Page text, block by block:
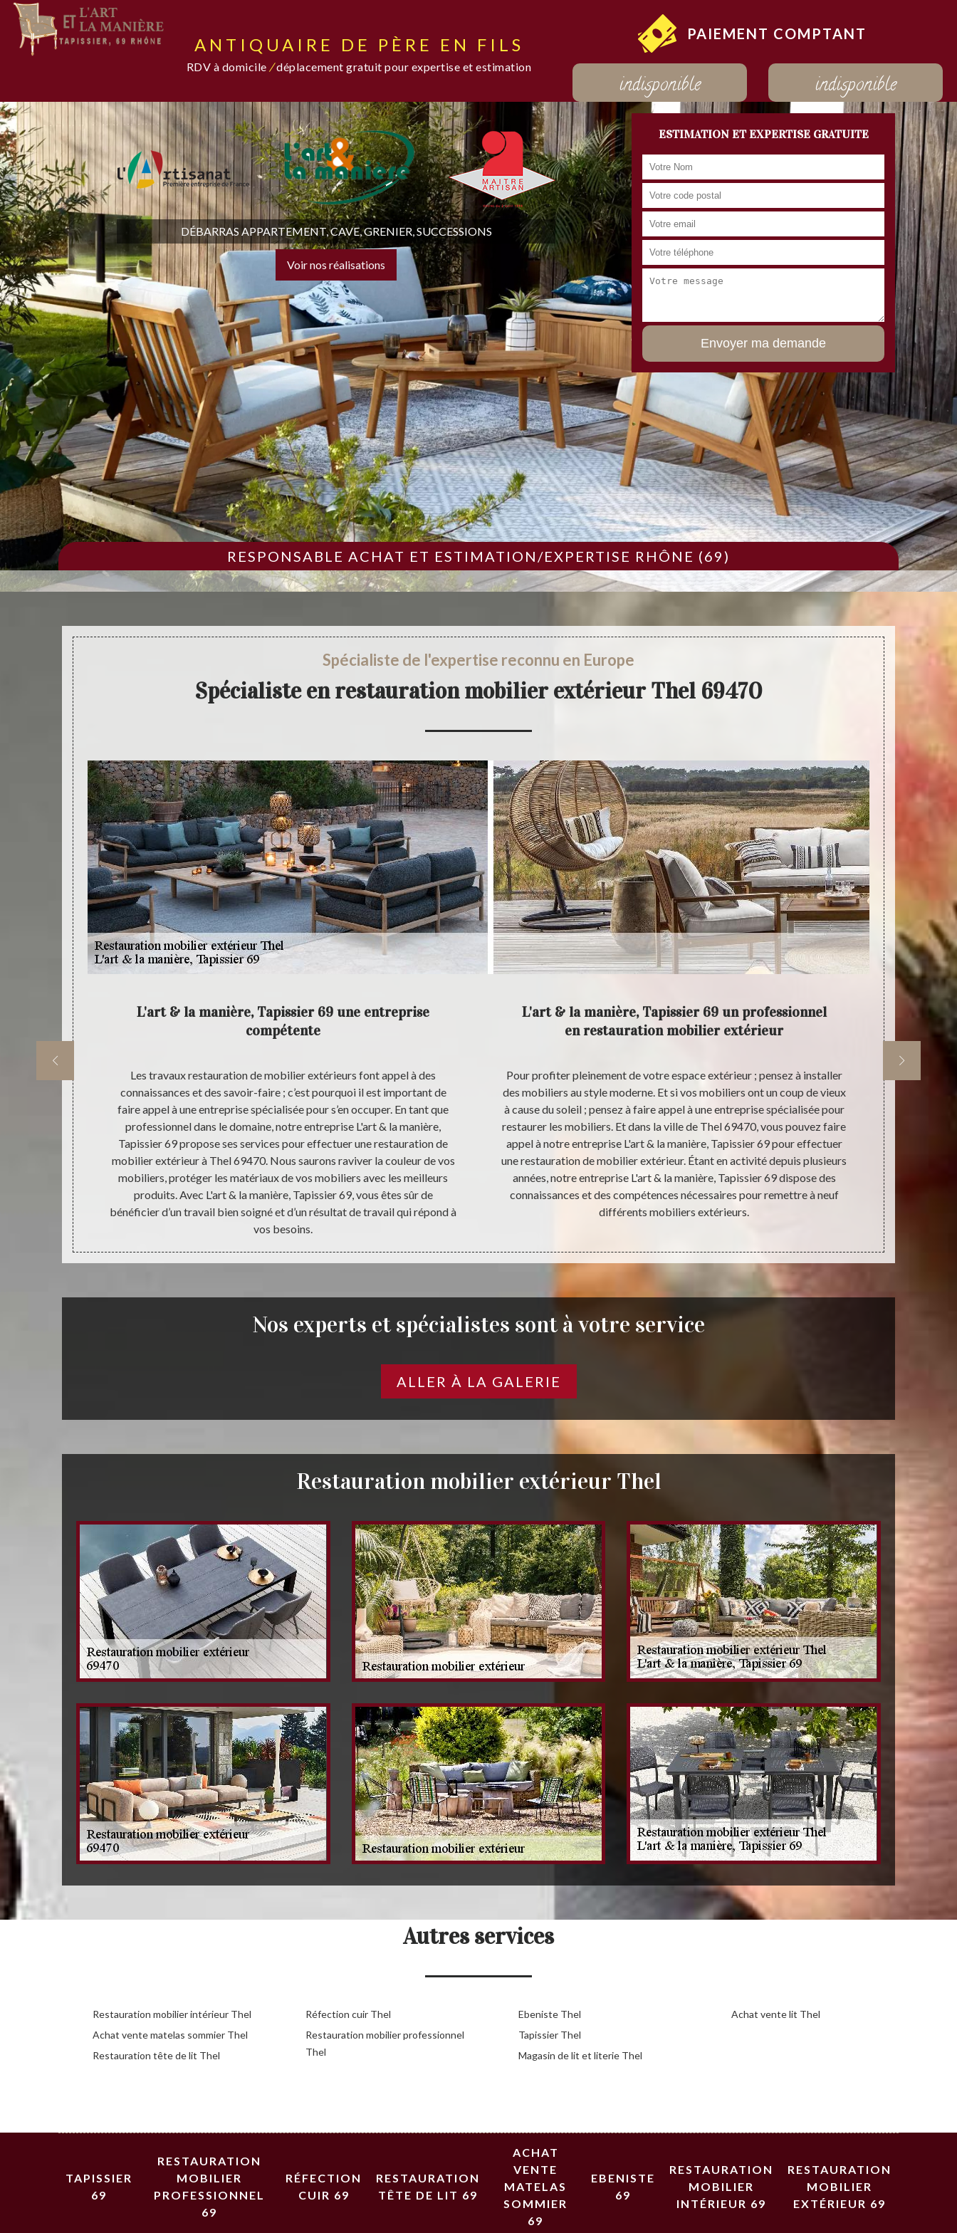
ANTIQUAIRE DE PÈRE EN FILS
RDV à domicile /déplacement gratuit pour expertise et estimation
PAIEMENT COMPTANT
indisponible indisponible
DÉBARRAS APPARTEMENT, CAVE, GRENIER, SUCCESSIONS
Voir nos réalisations
ESTIMATION ET EXPERTISE GRATUITE
RESPONSABLE ACHAT ET ESTIMATION/EXPERTISE RHÔNE (69)
Spécialiste de l'expertise reconnu en Europe
Spécialiste en restauration mobilier extérieur Thel 69470
L'art & la manière, Tapissier 69 une entreprise
compétente
Les travaux restauration de mobilier extérieurs font appel à des
connaissances et des savoir-faire ; c’est pourquoi il est important de
faire appel à une entreprise spécialisée pour s’en occuper. En tant que
professionnel dans le domaine, notre entreprise L'art & la manière,
Tapissier 69 propose ses services pour effectuer une restauration de
mobilier extérieur à Thel 69470. Nous saurons raviver la couleur de vos
mobiliers, protéger les matériaux de vos mobiliers avec les meilleurs
produits. Avec L'art & la manière, Tapissier 69, vous êtes sûr de
bénéficier d’un travail bien soigné et d’un résultat de travail qui répond à
vos besoins.
L'art & la manière, Tapissier 69 un professionnel
en restauration mobilier extérieur
Pour profiter pleinement de votre espace extérieur ; pensez à installer
des mobiliers au style moderne. Et si vos mobiliers ont un coup de vieux
à cause du soleil ; pensez à faire appel à une entreprise spécialisée pour
restaurer les mobiliers. Et dans la ville de Thel 69470, vous pouvez faire
appel à notre entreprise L'art & la manière, Tapissier 69 pour effectuer
une restauration de mobilier extérieur. Étant en activité depuis plusieurs
années, notre entreprise L'art & la manière, Tapissier 69 dispose des
connaissances et des compétences nécessaires pour remettre à neuf
différents mobiliers extérieurs.
manière,
Nos experts et spécialistes sont à votre service
ALLER À LA GALERIE
Restauration mobilier extérieur Thel
Autres services
Restauration mobilier intérieur Thel
Achat vente matelas sommier Thel
Restauration tête de lit Thel
Réfection cuir Thel
Restauration mobilier professionnel
Thel
Ebeniste Thel
Tapissier Thel
Magasin de lit et literie Thel
Achat vente lit Thel
TAPISSIER
69
RESTAURATION
MOBILIER
PROFESSIONNEL
69
RÉFECTION
CUIR 69
RESTAURATION
TÊTE DE LIT 69
ACHAT
VENTE
MATELAS
SOMMIER
69
EBENISTE
69
RESTAURATION
MOBILIER
INTÉRIEUR 69
RESTAURATION
MOBILIER
EXTÉRIEUR 69